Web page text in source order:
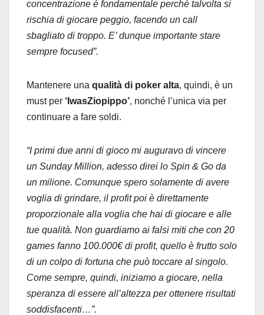
concentrazione è fondamentale perché talvolta si
rischia di giocare peggio, facendo un call
sbagliato di troppo. E’ dunque importante stare
sempre focused”.
Mantenere una qualità di poker alta, quindi, è un
must per ‘IwasZiopippo’, nonché l’unica via per
continuare a fare soldi.
“I primi due anni di gioco mi auguravo di vincere
un Sunday Million, adesso direi lo Spin & Go da
un milione. Comunque spero solamente di avere
voglia di grindare, il profit poi è direttamente
proporzionale alla voglia che hai di giocare e alle
tue qualità. Non guardiamo ai falsi miti che con 20
games fanno 100.000€ di profit, quello è frutto solo
di un colpo di fortuna che può toccare al singolo.
Come sempre, quindi, iniziamo a giocare, nella
speranza di essere all’altezza per ottenere risultati
soddisfacenti…”.